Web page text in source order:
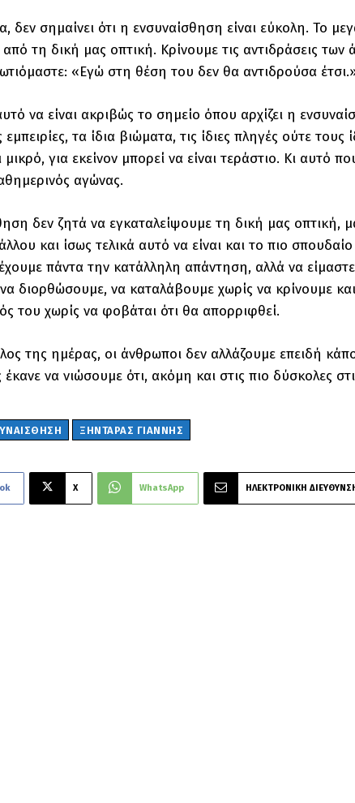
δεν σημαίνει ότι η ενσυναίσθηση είναι εύκολη. Το
τη δική μας οπτική. Κρίνουμε τις αντιδράσεις
«Εγώ στη θέση του δεν θα αντιδρούσα
να είναι ακριβώς το σημείο όπου αρχίζει η
εμπειρίες, τα ίδια βιώματα, τις ίδιες πληγές ούτε
μικρό, για εκείνον μπορεί να είναι τεράστιο. Κι αυτό
αγώνας.
δεν ζητά να εγκαταλείψουμε τη δική μας οπτική,
και ίσως τελικά αυτό να είναι και το πιο
πάντα την κατάλληλη απάντηση, αλλά να
διορθώσουμε, να καταλάβουμε χωρίς να κρίνουμε
του χωρίς να φοβάται ότι θα απορριφθεί.
της ημέρας, οι άνθρωποι δεν αλλάζουμε επειδή
έκανε να νιώσουμε ότι, ακόμη και στις πιο δύσκολες
ΞΗΝΤΑΡΑΣ ΓΙΑΝΝΗΣ
X WhatsApp ΗΛΕΚΤΡΟΝΙΚΗ ΔΙΕΥΘΥΝΣΗ